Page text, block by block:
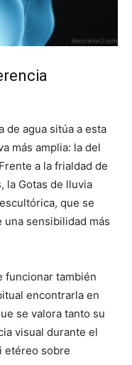
de agua sitúa a esta
más amplia: la del
a la frialdad de
la Gotas de lluvia
que se
sensibilidad más
funcionar también
encontrarla en
se valora tanto su
visual durante el
etéreo sobre